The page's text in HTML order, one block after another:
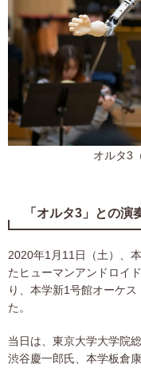
オルタ3
「オルタ3」との演
2020年1月11日（土）、
たヒューマンアンドロイ
り、本学新1号館オーケ
た。
当日は、東京大学大学院
渋谷慶一郎氏、本学板倉